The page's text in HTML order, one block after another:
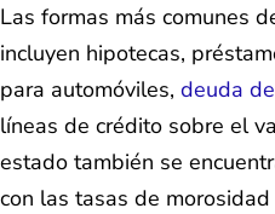
Las formas más comunes
incluyen hipotecas,
para automóviles, deuda
líneas de crédito sobre el
estado también se
con las tasas de